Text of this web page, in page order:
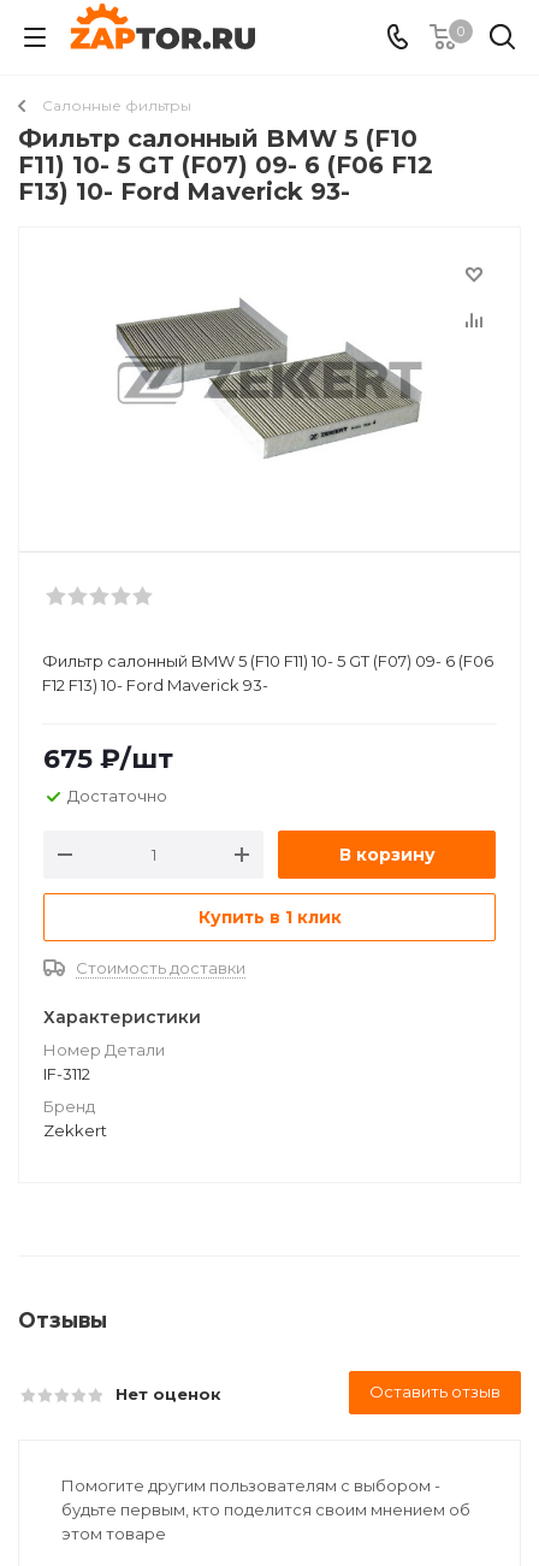
0
Салонные фильтры
Фильтр салонный BMW 5 (F10
F11) 10- 5 GT (F07) 09- 6 (F06 F12
F13) 10- Ford Maverick 93-
Фильтр салонный BMW 5 (F10 F11) 10- 5 GT (F07) 09- 6 (F06
F12 F13) 10- Ford Maverick 93-
675 ₽/шт
Достаточно
В корзину
Купить в 1 клик
Стоимость доставки
Характеристики
Номер Детали
IF-3112
Бренд
Zekkert
Отзывы
Нет оценок Оставить отзыв
Помогите другим пользователям с выбором -
будьте первым, кто поделится своим мнением об
этом товаре